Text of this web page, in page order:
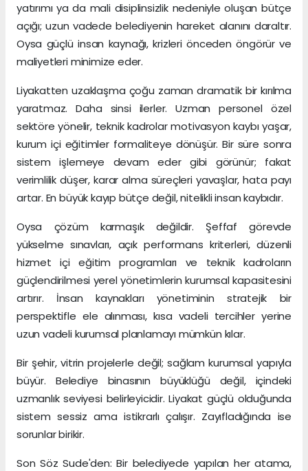
yatırımı ya da mali disiplinsizlik nedeniyle oluşan bütçe
açığı; uzun vadede belediyenin hareket alanını daraltır.
Oysa güçlü insan kaynağı, krizleri önceden öngörür ve
maliyetleri minimize eder.
Liyakatten uzaklaşma çoğu zaman dramatik bir kırılma
yaratmaz. Daha sinsi ilerler. Uzman personel özel
sektöre yönelir, teknik kadrolar motivasyon kaybı yaşar,
kurum içi eğitimler formaliteye dönüşür. Bir süre sonra
sistem işlemeye devam eder gibi görünür; fakat
verimlilik düşer, karar alma süreçleri yavaşlar, hata payı
artar. En büyük kayıp bütçe değil, nitelikli insan kaybıdır.
Oysa çözüm karmaşık değildir. Şeffaf görevde
yükselme sınavları, açık performans kriterleri, düzenli
hizmet içi eğitim programları ve teknik kadroların
güçlendirilmesi yerel yönetimlerin kurumsal kapasitesini
artırır. İnsan kaynakları yönetiminin stratejik bir
perspektifle ele alınması, kısa vadeli tercihler yerine
uzun vadeli kurumsal planlamayı mümkün kılar.
Bir şehir, vitrin projelerle değil; sağlam kurumsal yapıyla
büyür. Belediye binasının büyüklüğü değil, içindeki
uzmanlık seviyesi belirleyicidir. Liyakat güçlü olduğunda
sistem sessiz ama istikrarlı çalışır. Zayıfladığında ise
sorunlar birikir.
Son Söz Sude'den: Bir belediyede yapılan her atama,